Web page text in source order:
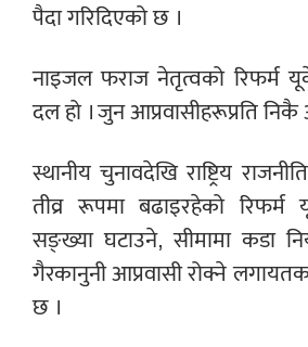
पैदा गरिदिएको छ ।
नाइजल फराज नेतृत्वको रिफर्म
दल हो । जुन आप्रवासीहरूप्रति निकै
स्थानीय चुनावदेखि राष्ट्रिय
तीव्र रूपमा बढाइरहेको
सङ्ख्या घटाउने, सीमामा कडा
गैरकानुनी आप्रवासी रोक्ने
छ ।